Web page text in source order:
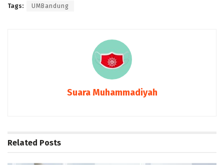
Tags: UMBandung
Suara Muhammadiyah
Related Posts